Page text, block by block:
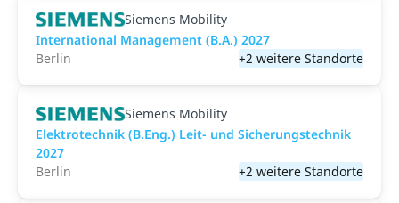
Siemens Mobility
International Management (B.A.) 2027
Berlin
+2 weitere Standorte
Siemens Mobility
Elektrotechnik (B.Eng.) Leit- und Sicherungstechnik
2027
Berlin
+2 weitere Standorte